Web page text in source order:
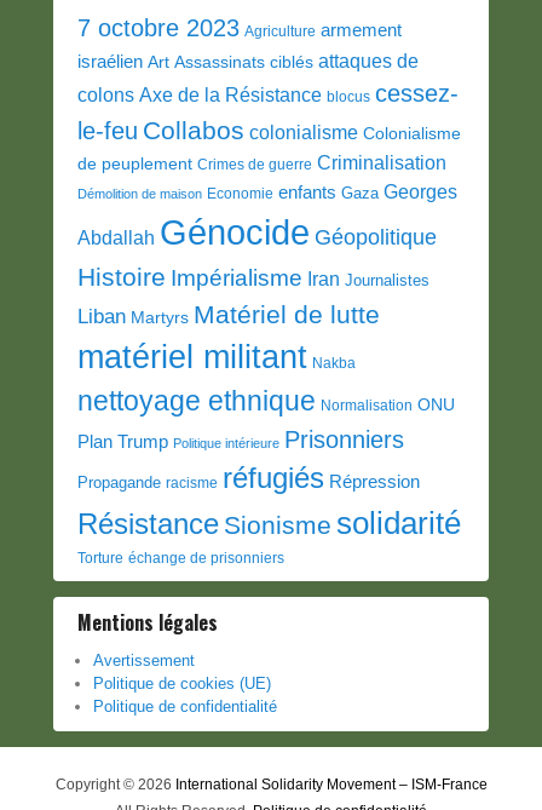
7 octobre 2023 Agriculture armement
israélien Art Assassinats ciblés attaques de
colons Axe de la Résistance blocus cessez-
le-feu Collabos colonialisme Colonialisme
de peuplement Crimes de guerre Criminalisation
Démolition de maison Economie enfants Gaza Georges
Abdallah Génocide Géopolitique
Histoire Impérialisme Iran Journalistes
Liban Martyrs Matériel de lutte
matériel militant Nakba
nettoyage ethnique Normalisation ONU
Plan Trump Politique intérieure Prisonniers
Propagande racisme réfugiés Répression
Résistance Sionisme solidarité
Torture échange de prisonniers
Mentions légales
Avertissement
Politique de cookies (UE)
Politique de confidentialité
Copyright © 2026 International Solidarity Movement – ISM-France